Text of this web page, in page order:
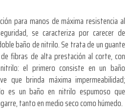
para manos de máxima resistencia al
se caracteriza por carecer de
baño de nitrilo. Se trata de un guante
fibras de alta prestación al corte, con
el primero consiste en un baño
que brinda máxima impermeabilidad;
es un baño en nitrilo espumoso que
tanto en medio seco como húmedo.